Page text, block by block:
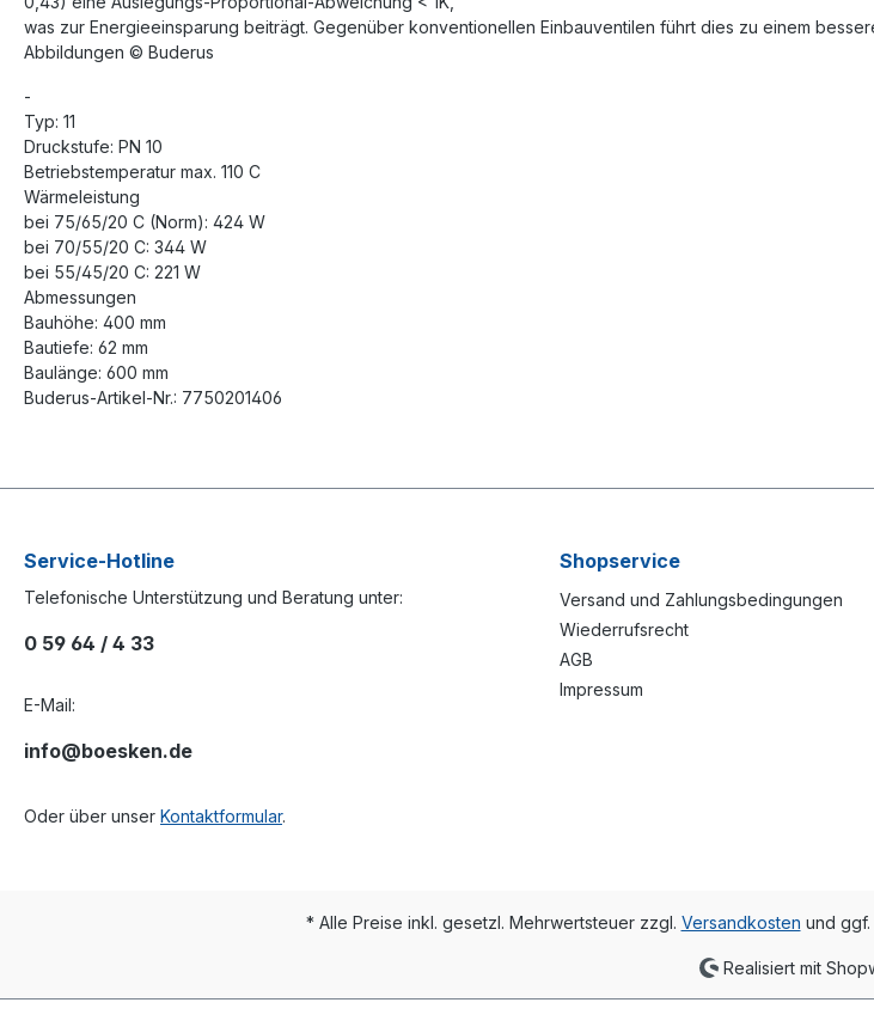
was zur Energieeinsparung beiträgt. Gegenüber konventionellen Einbauventilen führt dies zu einem
Abbildungen © Buderus
-
Typ: 11
Druckstufe: PN 10
Betriebstemperatur max. 110 C
Wärmeleistung
bei 75/65/20 C (Norm): 424 W
bei 70/55/20 C: 344 W
bei 55/45/20 C: 221 W
Abmessungen
Bauhöhe: 400 mm
Bautiefe: 62 mm
Baulänge: 600 mm
Buderus-Artikel-Nr.: 7750201406
Service-Hotline
Telefonische Unterstützung und Beratung unter:
0 59 64 / 4 33
E-Mail:
info@boesken.de
Oder über unser Kontaktformular.
Shopservice
Versand und Zahlungsbedingungen
Wiederrufsrecht
AGB
Impressum
* Alle Preise inkl. gesetzl. Mehrwertsteuer zzgl. Versandkosten und
Realisiert mit